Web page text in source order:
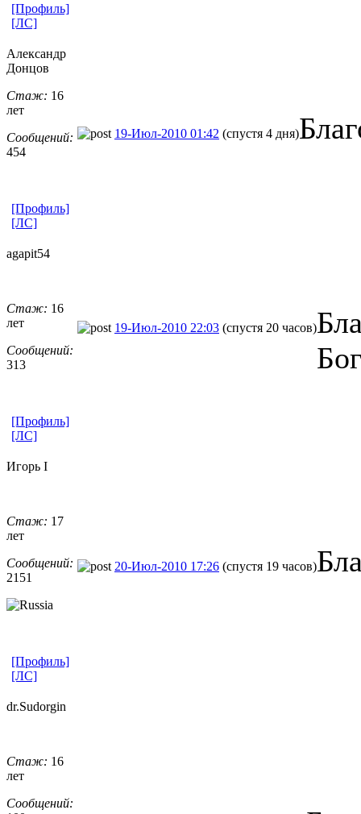
[Профиль]
[ЛС]
Александр
Донцов
Стаж: 16
лет
Сообщений:
454
19-Июл-2010 01:42 (спустя 4 дня)
[Профиль]
[ЛС]
agapit54
Стаж: 16
лет
Сообщений:
313
19-Июл-2010 22:03 (спустя 20 часов)
[Профиль]
[ЛС]
Игорь I
Стаж: 17
лет
Сообщений:
2151
20-Июл-2010 17:26 (спустя 19 часов)
[Профиль]
[ЛС]
dr.Sudorgin
Стаж: 16
лет
Сообщений: